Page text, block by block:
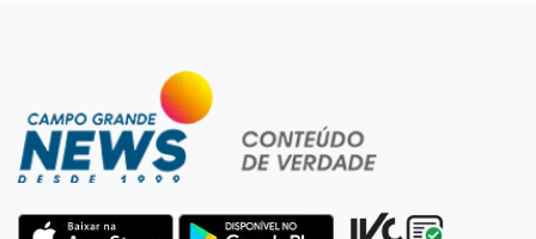
Artigos
Quando as instituições viram estúdio
06:25Dourados
em caminhão estacionado